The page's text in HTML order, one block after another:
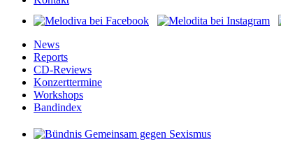
News
Reports
CD-Reviews
Konzerttermine
Workshops
Bandindex